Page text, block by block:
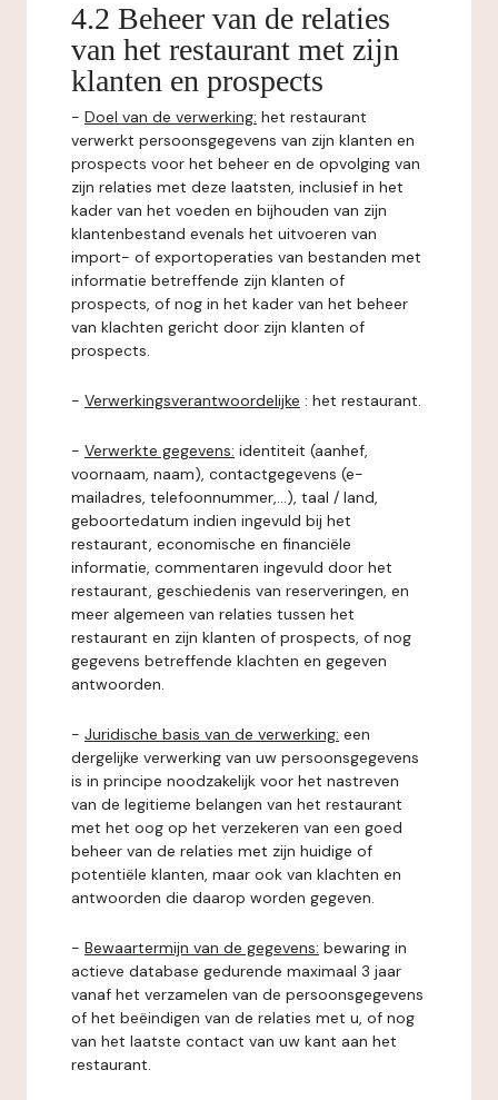
4.2 Beheer van de relaties
van het restaurant met zijn
klanten en prospects
- Doel van de verwerking: het restaurant
verwerkt persoonsgegevens van zijn klanten en
prospects voor het beheer en de opvolging van
zijn relaties met deze laatsten, inclusief in het
kader van het voeden en bijhouden van zijn
klantenbestand evenals het uitvoeren van
import- of exportoperaties van bestanden met
informatie betreffende zijn klanten of
prospects, of nog in het kader van het beheer
van klachten gericht door zijn klanten of
prospects.
- Verwerkingsverantwoordelijke : het restaurant.
- Verwerkte gegevens: identiteit (aanhef,
voornaam, naam), contactgegevens (e-
mailadres, telefoonnummer,...), taal / land,
geboortedatum indien ingevuld bij het
restaurant, economische en financiële
informatie, commentaren ingevuld door het
restaurant, geschiedenis van reserveringen, en
meer algemeen van relaties tussen het
restaurant en zijn klanten of prospects, of nog
gegevens betreffende klachten en gegeven
antwoorden.
- Juridische basis van de verwerking: een
dergelijke verwerking van uw persoonsgegevens
is in principe noodzakelijk voor het nastreven
van de legitieme belangen van het restaurant
met het oog op het verzekeren van een goed
beheer van de relaties met zijn huidige of
potentiële klanten, maar ook van klachten en
antwoorden die daarop worden gegeven.
- Bewaartermijn van de gegevens: bewaring in
actieve database gedurende maximaal 3 jaar
vanaf het verzamelen van de persoonsgegevens
of het beëindigen van de relaties met u, of nog
van het laatste contact van uw kant aan het
restaurant.